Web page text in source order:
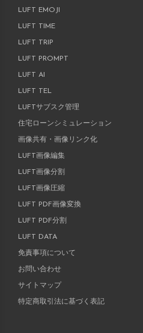
LUFT EMOJI
LUFT TIME
LUFT TRIP
LUFT PROMPT
LUFT AI
LUFT TEL
LUFTサブスク管理
住宅ローンシミュレーション
画像共有・画像リンク化
LUFT画像編集
LUFT画像分割
LUFT画像圧縮
LUFT PDF画像変換
LUFT PDF分割
LUFT DATA
免責事項について
お問い合わせ
サイトマップ
特定商取引法に基づく表記